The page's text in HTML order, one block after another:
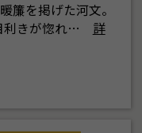
簾を掲げた河文。
利きが惚れ…
詳